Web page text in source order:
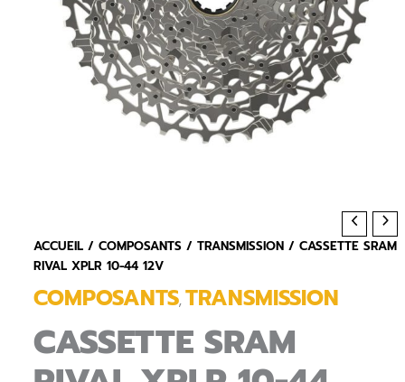
ACCUEIL /COMPOSANTS /TRANSMISSION / CASSETTE SRAM
RIVAL XPLR 10-44 12V
COMPOSANTS, TRANSMISSION
CASSETTE SRAM